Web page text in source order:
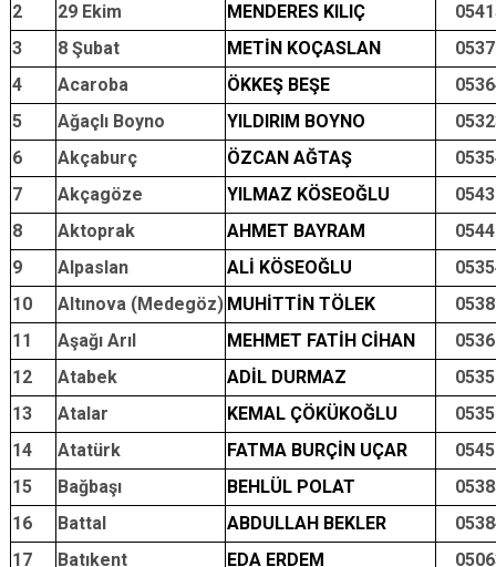
Şehitkamil
Yavuzeli
2
29 Ekim MENDERES KILIÇ
3
8 Şubat METİN KOÇASLAN
4
Acaroba ÖKKEŞ BEŞE
5
Ağaçlı Boyno YILDIRIM BOYNO
6
Akçaburç ÖZCAN AĞTAŞ
7
Akçagöze YILMAZ KÖSEOĞLU
8
Aktoprak AHMET BAYRAM
9
Alpaslan ALİ KÖSEOĞLU
10
Altınova (Medegöz) MUHİTTİN TÖLEK
11
Aşağı Arıl MEHMET FATİH CİHAN
12
Atabek ADİL DURMAZ
13
Atalar KEMAL ÇÖKÜKOĞLU
14
Atatürk FATMA BURÇİN UÇAR
15
Bağbaşı BEHLÜL POLAT
16
Battal ABDULLAH BEKLER
17
Batıkent EDA ERDEM